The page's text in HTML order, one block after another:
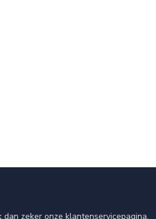
zeker onze klantenservicepagina.